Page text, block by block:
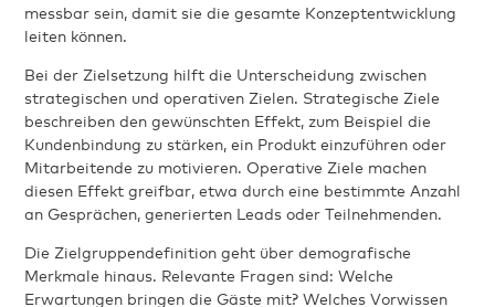
messbar sein, damit sie die gesamte Konzeptentwicklung
leiten können.
Bei der Zielsetzung hilft die Unterscheidung zwischen
strategischen und operativen Zielen. Strategische Ziele
beschreiben den gewünschten Effekt, zum Beispiel die
Kundenbindung zu stärken, ein Produkt einzuführen oder
Mitarbeitende zu motivieren. Operative Ziele machen
diesen Effekt greifbar, etwa durch eine bestimmte Anzahl
an Gesprächen, generierten Leads oder Teilnehmenden.
Die Zielgruppendefinition geht über demografische
Merkmale hinaus. Relevante Fragen sind: Welche
Erwartungen bringen die Gäste mit? Welches Vorwissen